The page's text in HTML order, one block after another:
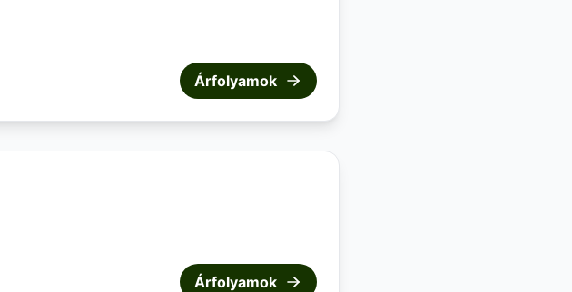
Árfolyamok
Árfolyamok